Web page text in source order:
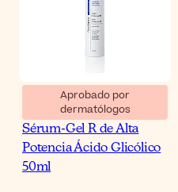
Aprobado por
dermatólogos
NeoStrata Resurface
Sérum-Gel R de Alta
Potencia Ácido Glicólico
50ml